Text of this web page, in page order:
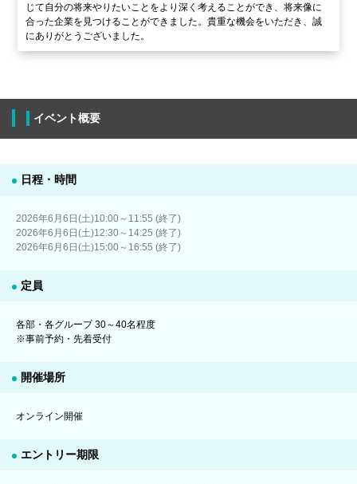
じて自分の将来やりたいことをより深く考えることができ、将来像に
合った企業を見つけることができました。貴重な機会をいただき、誠
にありがとうございました。
イベント概要
日程・時間
2026年6月6日(土)10:00～11:55 (終了)
2026年6月6日(土)12:30～14:25 (終了)
2026年6月6日(土)15:00～16:55 (終了)
定員
各部・各グループ 30～40名程度
※事前予約・先着受付
開催場所
オンライン開催
エントリー期限